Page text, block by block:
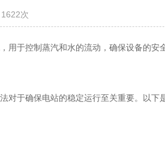
次
于控制蒸汽和水的流动，确保设备的安
对于确保电站的稳定运行至关重要。以下